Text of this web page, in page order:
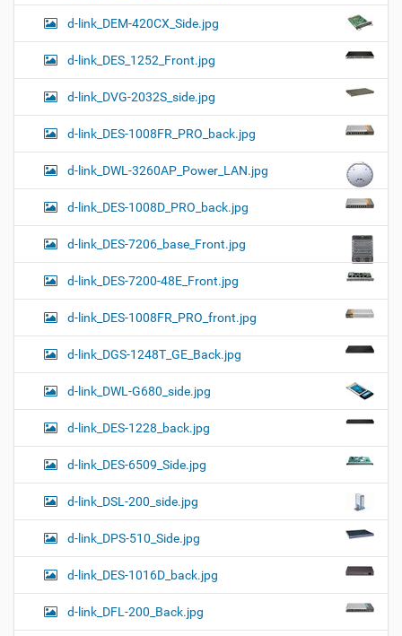
d-link_DEM-420CX_Side.jpg
d-link_DES_1252_Front.jpg
d-link_DVG-2032S_side.jpg
d-link_DES-1008FR_PRO_back.jpg
d-link_DWL-3260AP_Power_LAN.jpg
d-link_DES-1008D_PRO_back.jpg
d-link_DES-7206_base_Front.jpg
d-link_DES-7200-48E_Front.jpg
d-link_DES-1008FR_PRO_front.jpg
d-link_DGS-1248T_GE_Back.jpg
d-link_DWL-G680_side.jpg
d-link_DES-1228_back.jpg
d-link_DES-6509_Side.jpg
d-link_DSL-200_side.jpg
d-link_DPS-510_Side.jpg
d-link_DES-1016D_back.jpg
d-link_DFL-200_Back.jpg